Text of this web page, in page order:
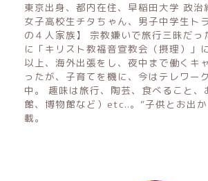
東京出身、都内在住、早稲田大学 政治
女子高校生チタちゃん、男子中学生ト
の４人家族】 宗教嫌いで旅行三昧だっ
に「キリスト教福音宣教会（摂理）」
以上、海外出張をし、夜中まで働くキ
ったが、子育てを機に、今はテレワー
中。 趣味は旅行、陶芸、食べること、
館、博物館など）etc..。”子供とお出
載。